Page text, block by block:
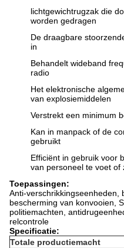
lichtgewichtrugzak die
worden gedragen
De draagbare
in
Behandelt wideband
radio
Het elektronische
van explosiemiddelen
Verstrekt een minimum
Kan in manpack of de
gebruikt
Efficiënt in gebruik voor
van personeel te voet of
Toepassingen:
Anti-verschrikkingseenheden,
bescherming van konvooien,
politiemachten,
relcontrole
Specificatie:
Totale productiemacht